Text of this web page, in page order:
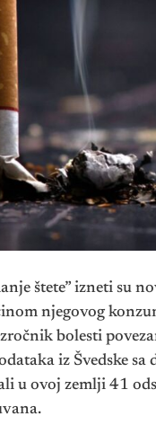
štete” izneti su
njegovog
bolesti
iz Švedske
u ovoj zemlji 41